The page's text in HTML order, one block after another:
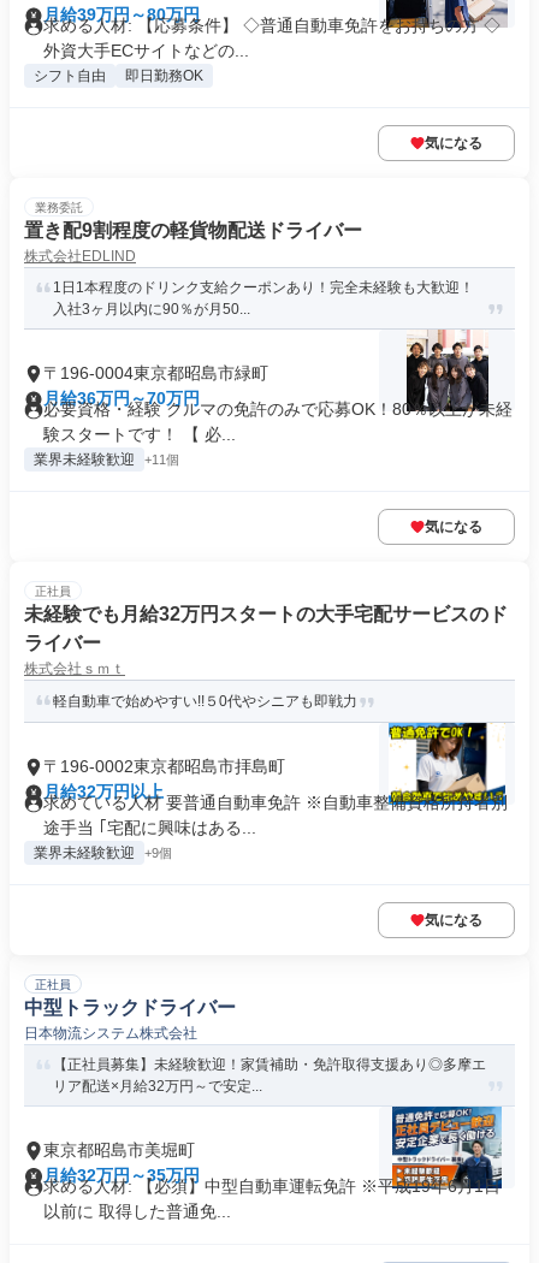
月給39万円～80万円
求める人材: 【応募条件】 ◇普通自動車免許をお持ちの方 ◇
外資大手ECサイトなどの...
シフト自由 即日勤務OK
気になる
業務委託
置き配9割程度の軽貨物配送ドライバー
株式会社EDLIND
1日1本程度のドリンク支給クーポンあり！完全未経験も大歓迎！
入社3ヶ月以内に90％が月50...
〒196-0004東京都昭島市緑町
月給36万円～70万円
必要資格・経験 クルマの免許のみで応募OK！80％以上が未経
験スタートです！ 【 必...
業界未経験歓迎 +11個
気になる
正社員
未経験でも月給32万円スタートの大手宅配サービスのド
ライバー
株式会社ｓｍｔ
軽自動車で始めやすい!!５0代やシニアも即戦力
〒196-0002東京都昭島市拝島町
月給32万円以上
求めている人材 要普通自動車免許 ※自動車整備資格所持者別
途手当 ｢宅配に興味はある...
業界未経験歓迎 +9個
気になる
正社員
中型トラックドライバー
日本物流システム株式会社
【正社員募集】未経験歓迎！家賃補助・免許取得支援あり◎多摩エ
リア配送×月給32万円～で安定...
東京都昭島市美堀町
月給32万円～35万円
求める人材: 【必須】中型自動車運転免許 ※平成19年6月1日
以前に 取得した普通免...